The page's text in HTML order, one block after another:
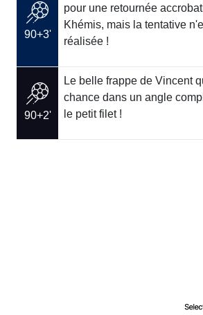
90+3'
pour une retournée
Khémis, mais la tentative
réalisée !
90+2'
Le belle frappe de Vincent
chance dans un angle
le petit filet !